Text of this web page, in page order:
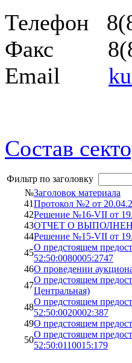
Телефон
8
Факс
8
Email
Состав
Фильтр по заголовку
№Заголовок материала
41Протокол №2 от
42Решение №16-VII от
43ОТЧЕТ О
44Решение №15-VII от
45
О предстоящем
52:50:0080005:2747
46О проведении
47
О предстоящем
Центральная)
48
О предстоящем
52:50:0020002:387
49О предстоящем
50
О предстоящем
52:50:0110015:179